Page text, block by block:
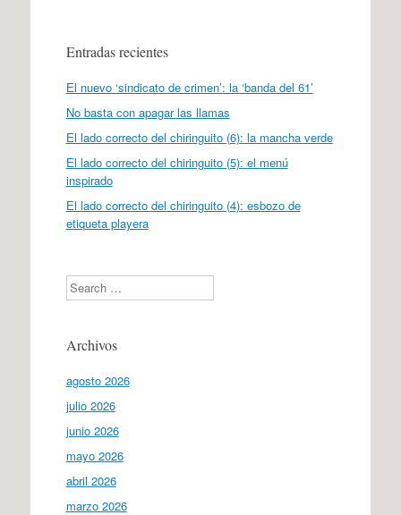
Entradas recientes
El nuevo ‘sindicato de crimen’: la ‘banda del 61’
No basta con apagar las llamas
El lado correcto del chiringuito (6): la mancha verde
El lado correcto del chiringuito (5): el menú
inspirado
El lado correcto del chiringuito (4): esbozo de
etiqueta playera
Search
Archivos
agosto 2026
julio 2026
junio 2026
mayo 2026
abril 2026
marzo 2026